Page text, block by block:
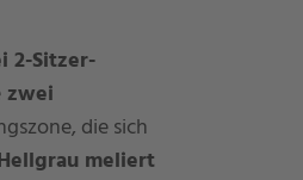
2-Sitzer-
zwei
die sich
meliert